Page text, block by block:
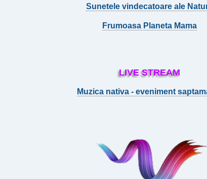
Sunetele vindecatoare ale
Frumoasa Planeta Mama
LIVE STREAM
Muzica nativa - eveniment